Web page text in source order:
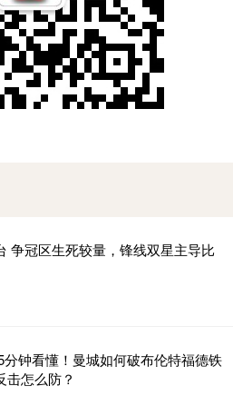
争冠区生死较量，锋线双星主导比
钟看懂！曼城如何破布伦特福德铁
击怎么防？